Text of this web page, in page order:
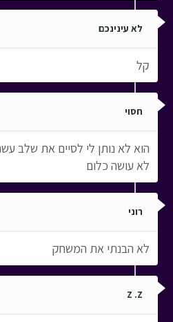
לא עינינכם
קל
חסוי
הוא לא נותן לי לסיים את שלב
לא עושה כלום
רוני
לא הבנתי את המשחק
Z .Z